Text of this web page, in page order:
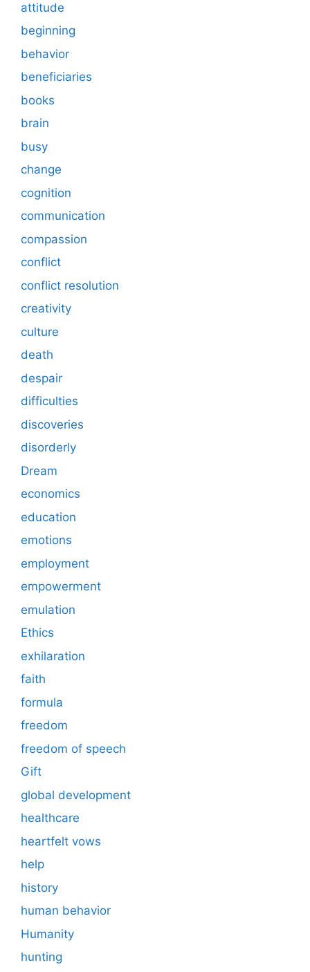
attitude
beginning
behavior
beneficiaries
books
brain
busy
change
cognition
communication
compassion
conflict
conflict resolution
creativity
culture
death
despair
difficulties
discoveries
disorderly
Dream
economics
education
emotions
employment
empowerment
emulation
Ethics
exhilaration
faith
formula
freedom
freedom of speech
Gift
global development
healthcare
heartfelt vows
help
history
human behavior
Humanity
hunting